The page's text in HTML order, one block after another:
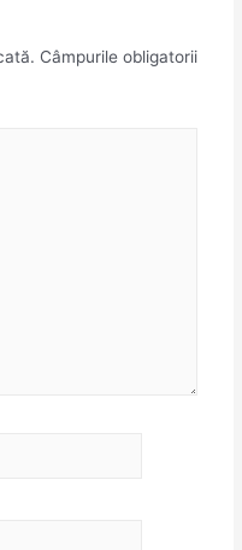
Câmpurile obligatorii